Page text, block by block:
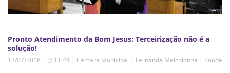
Pronto Atendimento da Bom Jesus: Terceirização não é a
solução!
13/07/2018 | ◷ 11:44 | Câmara Municipal | Fernanda Melchionna | Saúde